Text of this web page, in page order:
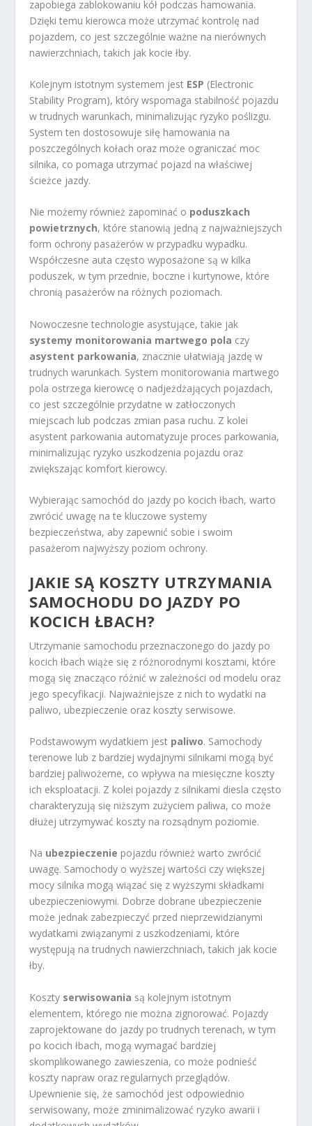
zapobiega zablokowaniu kół podczas hamowania.
Dzięki temu kierowca może utrzymać kontrolę nad
pojazdem, co jest szczególnie ważne na nierównych
nawierzchniach, takich jak kocie łby.
Kolejnym istotnym systemem jest ESP (Electronic
Stability Program), który wspomaga stabilność pojazdu
w trudnych warunkach, minimalizując ryzyko poślizgu.
System ten dostosowuje siłę hamowania na
poszczególnych kołach oraz może ograniczać moc
silnika, co pomaga utrzymać pojazd na właściwej
ścieżce jazdy.
Nie możemy również zapominać o poduszkach
powietrznych, które stanowią jedną z najważniejszych
form ochrony pasażerów w przypadku wypadku.
Współczesne auta często wyposażone są w kilka
poduszek, w tym przednie, boczne i kurtynowe, które
chronią pasażerów na różnych poziomach.
Nowoczesne technologie asystujące, takie jak
systemy monitorowania martwego pola czy
asystent parkowania, znacznie ułatwiają jazdę w
trudnych warunkach. System monitorowania martwego
pola ostrzega kierowcę o nadjeżdżających pojazdach,
co jest szczególnie przydatne w zatłoczonych
miejscach lub podczas zmian pasa ruchu. Z kolei
asystent parkowania automatyzuje proces parkowania,
minimalizując ryzyko uszkodzenia pojazdu oraz
zwiększając komfort kierowcy.
Wybierając samochód do jazdy po kocich łbach, warto
zwrócić uwagę na te kluczowe systemy
bezpieczeństwa, aby zapewnić sobie i swoim
pasażerom najwyższy poziom ochrony.
JAKIE SĄ KOSZTY UTRZYMANIA
SAMOCHODU DO JAZDY PO
KOCICH ŁBACH?
Utrzymanie samochodu przeznaczonego do jazdy po
kocich łbach wiąże się z różnorodnymi kosztami, które
mogą się znacząco różnić w zależności od modelu oraz
jego specyfikacji. Najważniejsze z nich to wydatki na
paliwo, ubezpieczenie oraz koszty serwisowe.
Podstawowym wydatkiem jest paliwo. Samochody
terenowe lub z bardziej wydajnymi silnikami mogą być
bardziej paliwożerne, co wpływa na miesięczne koszty
ich eksploatacji. Z kolei pojazdy z silnikami diesla często
charakteryzują się niższym zużyciem paliwa, co może
dłużej utrzymywać koszty na rozsądnym poziomie.
Na ubezpieczenie pojazdu również warto zwrócić
uwagę. Samochody o wyższej wartości czy większej
mocy silnika mogą wiązać się z wyższymi składkami
ubezpieczeniowymi. Dobrze dobrane ubezpieczenie
może jednak zabezpieczyć przed nieprzewidzianymi
wydatkami związanymi z uszkodzeniami, które
występują na trudnych nawierzchniach, takich jak kocie
łby.
Koszty serwisowania są kolejnym istotnym
elementem, którego nie można zignorować. Pojazdy
zaprojektowane do jazdy po trudnych terenach, w tym
po kocich łbach, mogą wymagać bardziej
skomplikowanego zawieszenia, co może podnieść
koszty napraw oraz regularnych przeglądów.
Upewnienie się, że samochód jest odpowiednio
serwisowany, może zminimalizować ryzyko awarii i